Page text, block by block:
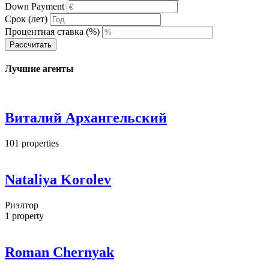
Down Payment
Срок (лет)
Процентная ставка (%)
Рассчитать
Лучшие агенты
Виталий Архангельский
101 properties
Nataliya Korolev
Риэлтор
1 property
Roman Chernyak